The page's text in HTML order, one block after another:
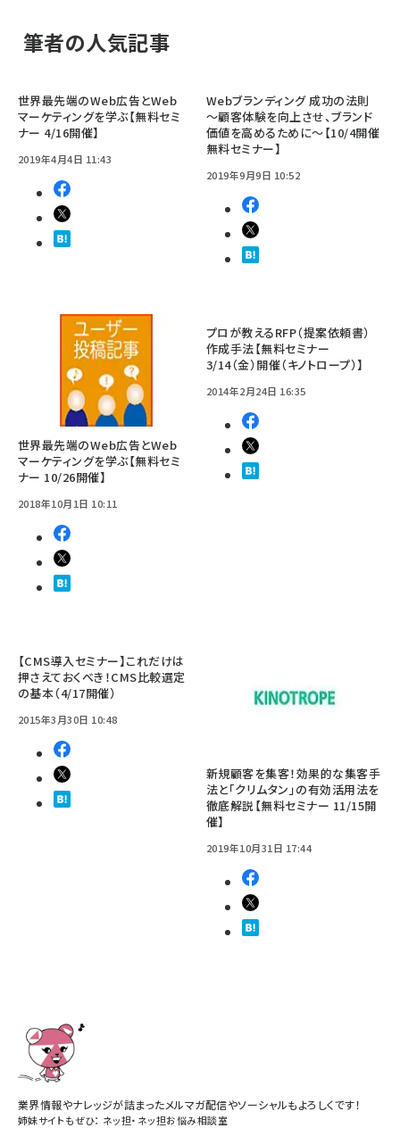
筆者の人気記事
世界最先端のWeb広告とWeb
マーケティングを学ぶ【無料セミ
ナー 4/16開催】
2019年4月4日 11:43
Webブランディング 成功の法則
～顧客体験を向上させ、ブランド
価値を高めるために～【10/4開催
無料セミナー】
2019年9月9日 10:52
世界最先端のWeb広告とWeb
マーケティングを学ぶ【無料セミ
ナー 10/26開催】
2018年10月1日 10:11
プロが教えるRFP（提案依頼書）
作成手法【無料セミナー
3/14（金）開催（キノトロープ）】
2014年2月24日 16:35
【CMS導入セミナー】これだけは
押さえておくべき！CMS比較選定
の基本（4/17開催）
2015年3月30日 10:48
新規顧客を集客！効果的な集客手
法と「クリムタン」の有効活用法を
徹底解説【無料セミナー 11/15開
催】
2019年10月31日 17:44
業界情報やナレッジが詰まったメルマガ配信やソーシャルもよろしくです！
姉妹サイトもぜひ： ネッ担・ ネッ担お悩み相談室